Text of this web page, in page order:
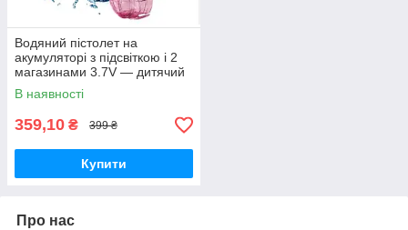
Водяний пістолет на
акумуляторі з підсвіткою і 2
магазинами 3.7V — дитячий
водний автомат 20.5 см
В наявності
359,10 ₴ 399 ₴
Купити
Про нас